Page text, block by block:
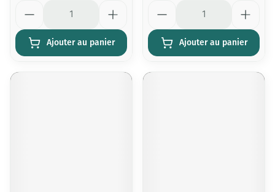
Ajouter au panier Ajouter au panier